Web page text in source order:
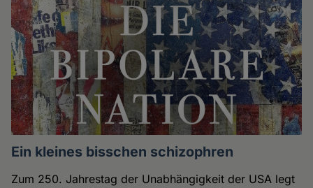
Ein kleines bisschen schizophren
Zum 250. Jahrestag der Unabhängigkeit der USA legt